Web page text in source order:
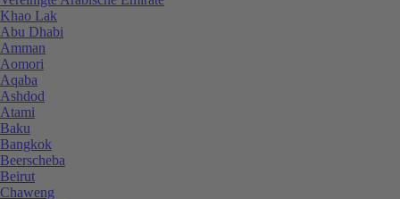
Khao Lak
Abu Dhabi
Amman
Aomori
Aqaba
Ashdod
Atami
Baku
Bangkok
Beerscheba
Beirut
Chaweng